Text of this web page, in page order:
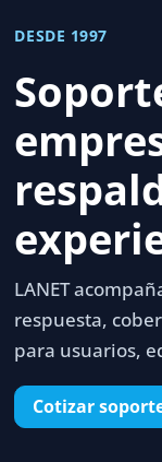
DESDE 1997
LANET
respuesta,
para usuarios,
Cotizar